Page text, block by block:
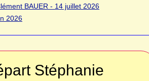
BAUER - 14 juillet 2026
2026
Stéphanie